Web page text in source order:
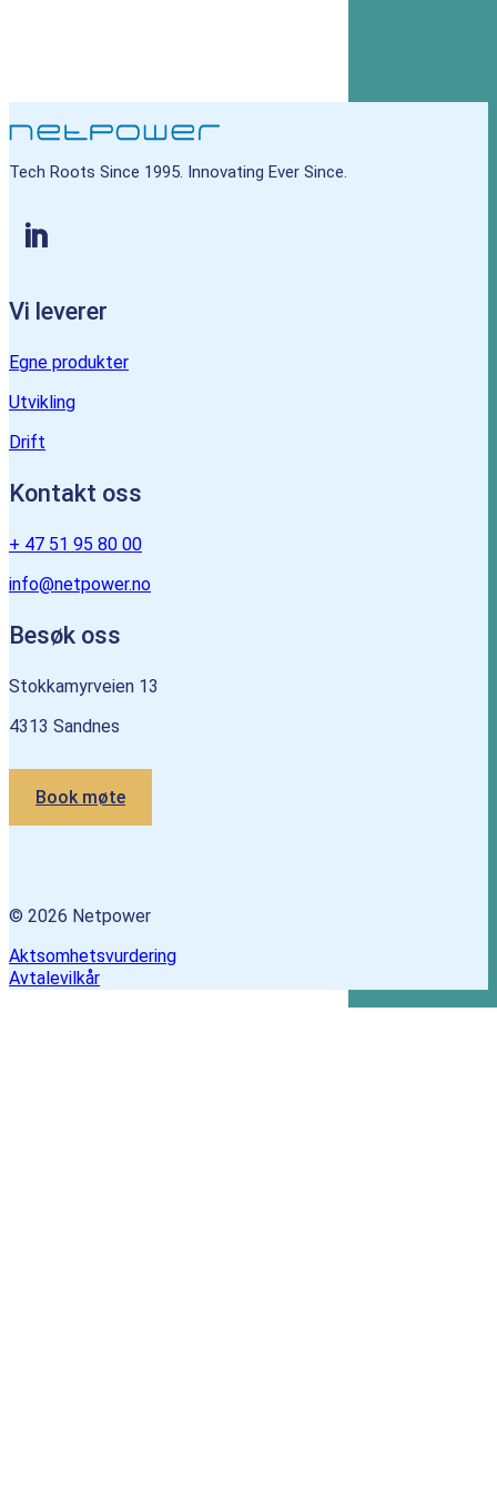
Tech Roots Since 1995. Innovating Ever Since.
Vi leverer
Egne produkter
Utvikling
Drift
Kontakt oss
+ 47 51 95 80 00
info@netpower.no
Besøk oss
Stokkamyrveien 13
4313 Sandnes
Book møte
© 2026 Netpower
Aktsomhetsvurdering
Avtalevilkår